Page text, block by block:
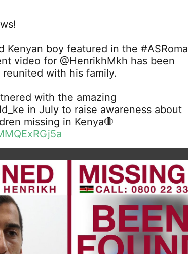
Kenyan boy featured in the #ASRoma
video for @HenrikhMkh has been
with his family.
with the amazing
in July to raise awareness about
missing in Kenya🛑